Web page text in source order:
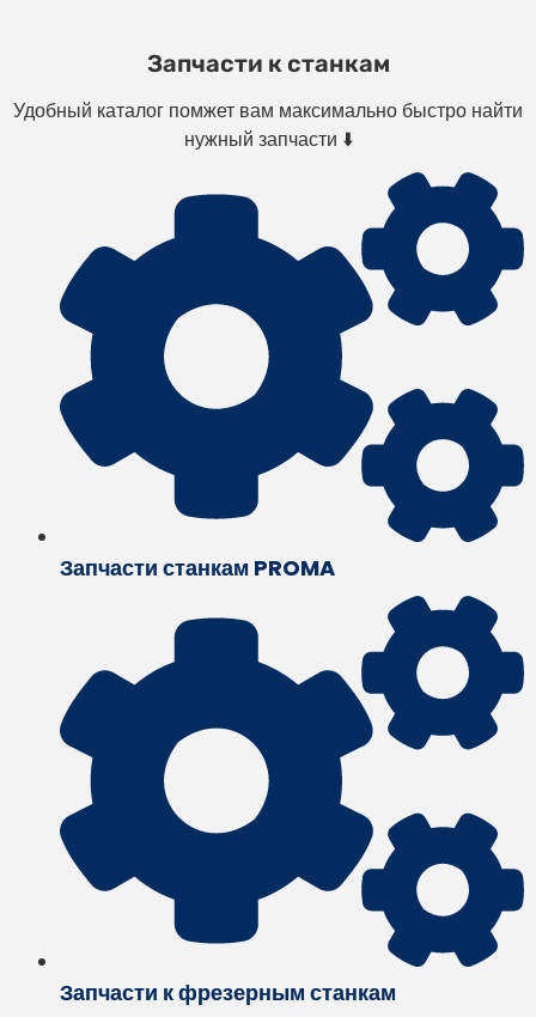
Запчасти к станкам
Удобный каталог помжет вам максимально быстро найти
нужный запчасти ⬇️
Запчасти станкам PROMA
Запчасти к фрезерным станкам